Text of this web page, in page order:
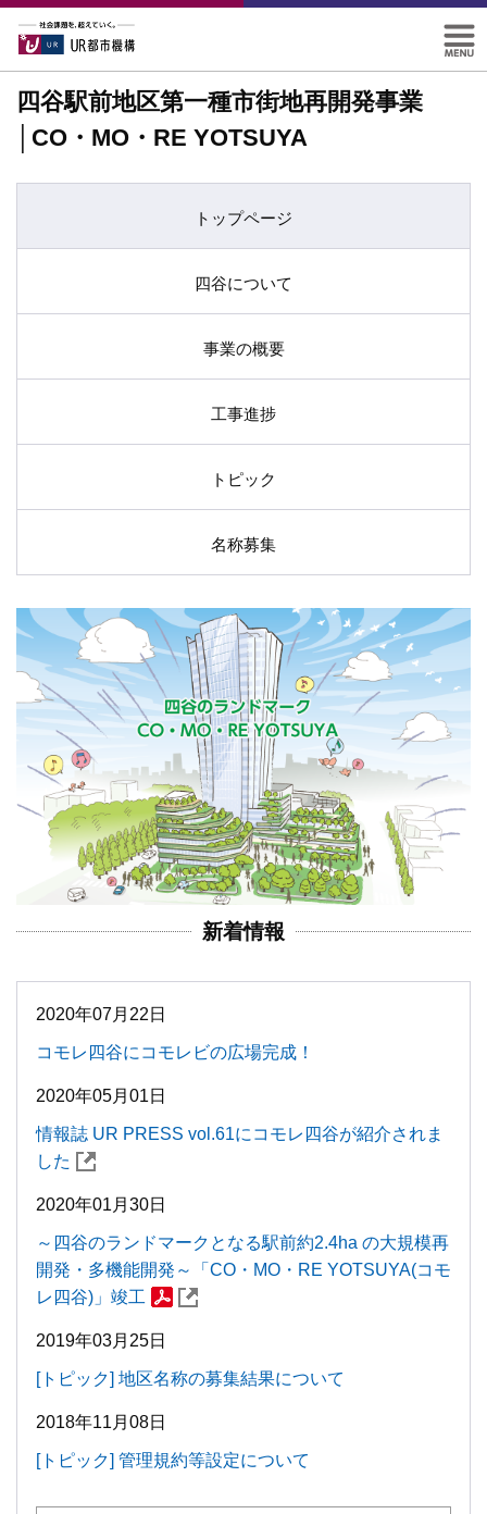
四谷駅前地区第一種市街地再開発事業
│CO・MO・RE YOTSUYA
トップページ
四谷について
事業の概要
工事進捗
トピック
名称募集
新着情報
2020年07月22日
コモレ四谷にコモレビの広場完成！
2020年05月01日
情報誌 UR PRESS vol.61にコモレ四谷が紹介されま
した
2020年01月30日
～四谷のランドマークとなる駅前約2.4ha の大規模再
開発・多機能開発～「CO・MO・RE YOTSUYA(コモ
レ四谷)」竣工
2019年03月25日
[トピック] 地区名称の募集結果について
2018年11月08日
[トピック] 管理規約等設定について